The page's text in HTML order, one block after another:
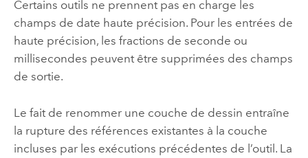
Certains outils ne prennent pas en charge les
champs de date haute précision. Pour les entrées de
haute précision, les fractions de seconde ou
millisecondes peuvent être supprimées des champs
de sortie.
Le fait de renommer une couche de dessin entraîne
la rupture des références existantes à la couche
incluses par les exécutions précédentes de l’outil. La